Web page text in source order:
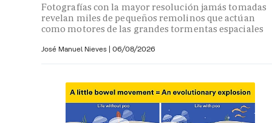
Fotografías con la mayor resolución jamás tomadas
revelan miles de pequeños remolinos que actúan
como motores de las grandes tormentas espaciales
José Manuel Nieves | 06/08/2026